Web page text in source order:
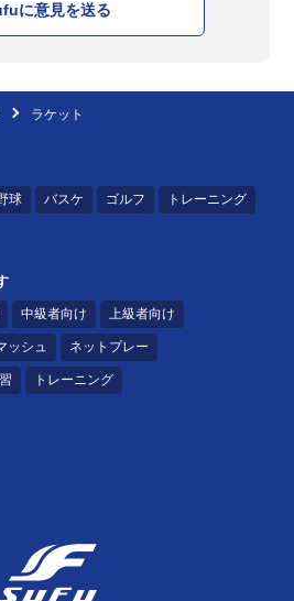
に意見を送る
ラケット
球 バスケ ゴルフ トレーニング
中級者向け 上級者向け
ッシュ ネットプレー
トレーニング